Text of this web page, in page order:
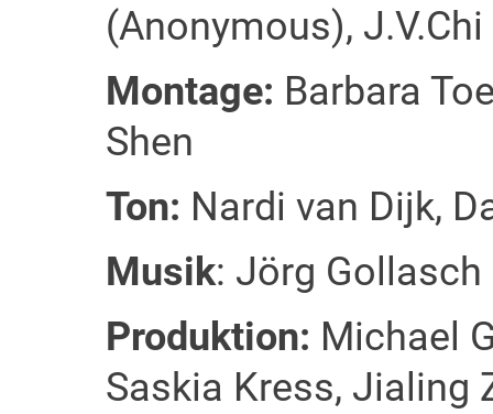
(Anonymous),
Montage: Barbara
Shen
Ton: Nardi van Dijk,
Musik: Jörg Gollasch
Produktion: Michael
Saskia Kress, Jialing